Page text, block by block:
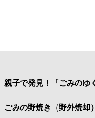
親子で発見！「ごみのゆ
ごみの野焼き（野外焼却